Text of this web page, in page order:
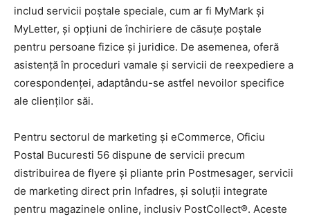
includ servicii poștale speciale, cum ar fi MyMark și
MyLetter, și opțiuni de închiriere de căsuțe poștale
pentru persoane fizice și juridice. De asemenea, oferă
asistență în proceduri vamale și servicii de reexpediere a
corespondenței, adaptându-se astfel nevoilor specifice
ale clienților săi.
Pentru sectorul de marketing și eCommerce, Oficiu
Postal Bucuresti 56 dispune de servicii precum
distribuirea de flyere și pliante prin Postmesager, servicii
de marketing direct prin Infadres, și soluții integrate
pentru magazinele online, inclusiv PostCollect®. Aceste